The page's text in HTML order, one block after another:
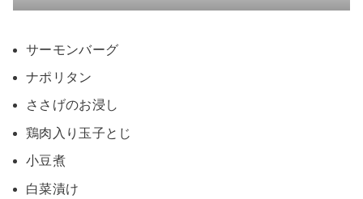
サーモンバーグ
ナポリタン
ささげのお浸し
鶏肉入り玉子とじ
小豆煮
白菜漬け